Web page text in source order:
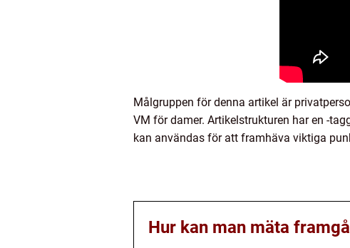
Målgruppen för denna artikel är
VM för damer. Artikelstrukturen har en -
kan användas för att framhäva viktiga
Hur kan man mäta